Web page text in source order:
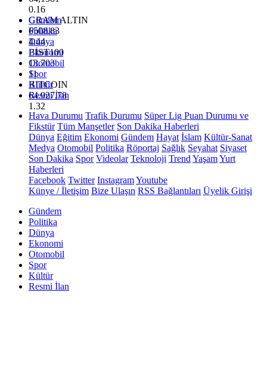
0.16
GRAM ALTIN
6508.83
4.44
BİST100
13.703
11
BITCOIN
64.927,78
1.32
Gündem
Politika
Dünya
Ekonomi
Otomobil
Spor
Kültür
Resmi İlan
Hava Durumu Trafik Durumu Süper Lig Puan Durumu ve
Fikstür Tüm Manşetler Son Dakika Haberleri
Dünya Eğitim Ekonomi Gündem Hayat İslam Kültür-Sanat
Medya Otomobil Politika Röportaj Sağlık Seyahat Siyaset
Son Dakika Spor Videolar Teknoloji Trend YaşamYurt
Haberleri
Facebook Twitter InstagramYoutube
Künye / İletişim Bize Ulaşın RSS Bağlantıları Üyelik Girişi
Gündem
Politika
Dünya
Ekonomi
Otomobil
Spor
Kültür
Resmi İlan